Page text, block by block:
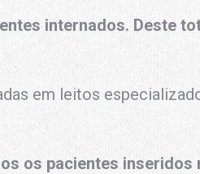
internados. Deste
em leitos
os pacientes inseridos